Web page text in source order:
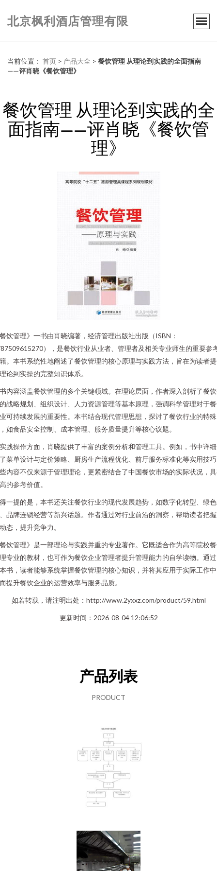
北京枫利酒店管理有限
当前位置： 首页 > 产品大全 > 餐饮管理 从理论到实践的全面指南
——评肖晓《餐饮管理》
餐饮管理 从理论到实践的全
面指南——评肖晓《餐饮管
理》
饮管理》一书由肖晓编著，经济管理出版社出版（ISBN：
），是餐饮行业从业者、管理者及相关专业师生的重要参
。本书系统性地阐述了餐饮管理的核心原理与实践方法，旨在为读者
论到实操的完整知识体系。
内容涵盖餐饮管理的多个关键领域。在理论层面，作者深入剖析了餐
战略规划、组织设计、人力资源管理等基本原理，强调科学管理对于
可持续发展的重要性。本书结合现代管理思想，探讨了餐饮行业的特殊
如食品安全控制、成本管理、服务质量提升等核心议题。
践操作方面，肖晓提供了丰富的案例分析和管理工具。例如，书中详
菜单设计与定价策略、厨房生产流程优化、前厅服务标准化等实用技
内容不仅来源于管理理论，更紧密结合了中国餐饮市场的实际状况，
的参考价值。
一提的是，本书还关注餐饮行业的现代发展趋势，如数字化转型、绿
品牌连锁经营等新兴话题。作者通过对行业前沿的洞察，帮助读者把
态，提升竞争力。
饮管理》是一部理论与实践并重的专业著作。它既适合作为高等院校
专业的教材，也可作为餐饮企业管理者提升管理能力的自学读物。通
书，读者能够系统掌握餐饮管理的核心知识，并将其应用于实际工作
提升餐饮企业的运营效率与服务品质。
如若转载，请注明出处：http://www.2yxxz.com/product/59.html
更新时间：2026-08-04 12:06:52
产品列表
PRODUCT